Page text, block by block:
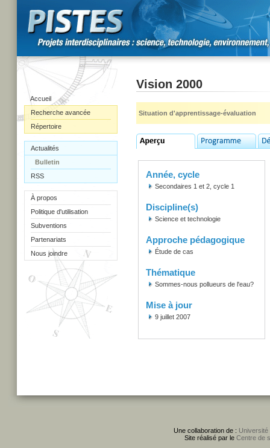
Accueil
Recherche avancée
Répertoire
Actualités
Bulletin
RSS
À propos
Politique d'utilisation
Subventions
Partenariats
Nous joindre
Vision 2000
Situation d'apprentissage-évaluation
Année, cycle
Secondaires 1 et 2, cycle 1
Discipline(s)
Science et technologie
Approche pédagogique
Étude de cas
Thématique
Sommes-nous pollueurs de l'eau?
Mise à jour
9 juillet 2007
Une collaboration de : Université
Site réalisé par le Centre de